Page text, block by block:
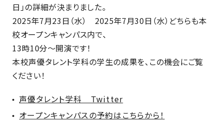
日」の詳細が決まりました。
2025年7月23日（水） 2025年7月30日（水）どちらも本
校オープンキャンパス内で、
13時10分～開演です！
本校声優タレント学科の学生の成果を、この機会にご覧
ください！
声優タレント学科 Twitter
オープンキャンパスの予約はこちらから！